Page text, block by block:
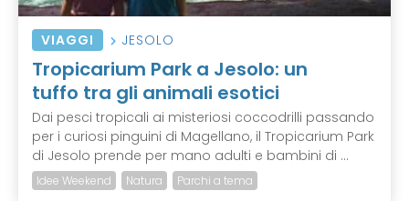
VIAGGI JESOLO
Tropicarium Park a Jesolo: un
tuffo tra gli animali esotici
Dai pesci tropicali ai misteriosi coccodrilli passando
per i curiosi pinguini di Magellano, il Tropicarium Park
di Jesolo prende per mano adulti e bambini di ...
Idee Weekend Natura Parchi a tema